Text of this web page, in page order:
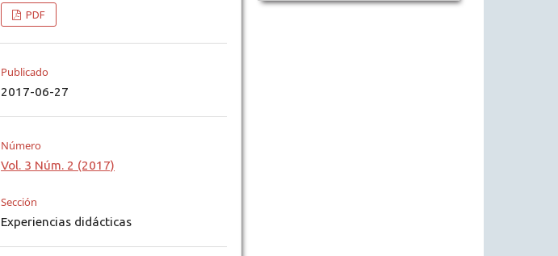
PDF
Publicado
2017-06-27
Número
Vol. 3 Núm. 2 (2017)
Sección
Experiencias didácticas